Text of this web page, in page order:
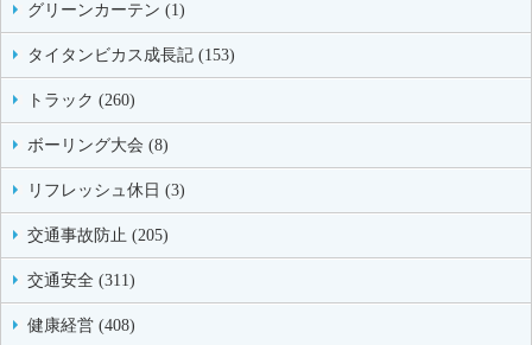
グリーンカーテン (1)
タイタンビカス成長記 (153)
トラック (260)
ボーリング大会 (8)
リフレッシュ休日 (3)
交通事故防止 (205)
交通安全 (311)
健康経営 (408)